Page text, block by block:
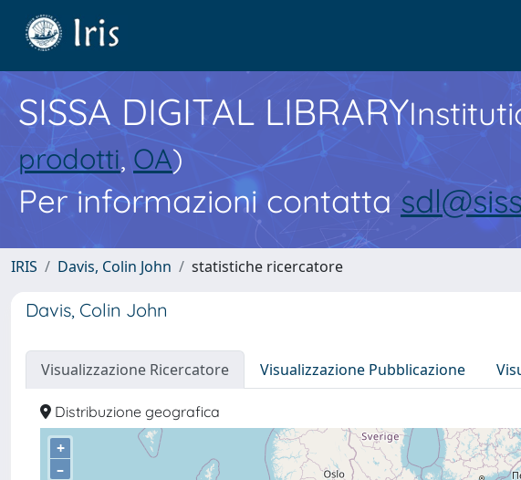
SISSA DIGITAL LIBRARY
prodotti, OA)
Per informazioni contatta
IRIS Davis, Colin John statistiche ricercatore
Davis, Colin John
Visualizzazione Ricercatore Visualizzazione Pubblicazione
Distribuzione geografica
+
–